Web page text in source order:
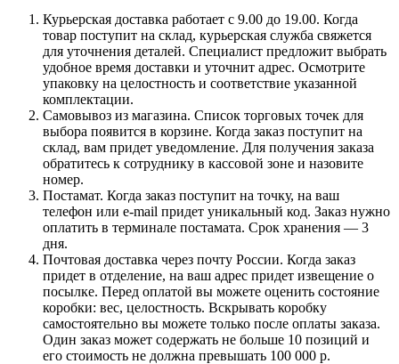
Курьерская доставка работает с 9.00 до 19.00. Когда
товар поступит на склад, курьерская служба свяжется
для уточнения деталей. Специалист предложит выбрать
удобное время доставки и уточнит адрес. Осмотрите
упаковку на целостность и соответствие указанной
комплектации.
Самовывоз из магазина. Список торговых точек для
выбора появится в корзине. Когда заказ поступит на
склад, вам придет уведомление. Для получения заказа
обратитесь к сотруднику в кассовой зоне и назовите
номер.
Постамат. Когда заказ поступит на точку, на ваш
телефон или e-mail придет уникальный код. Заказ нужно
оплатить в терминале постамата. Срок хранения — 3
дня.
Почтовая доставка через почту России. Когда заказ
придет в отделение, на ваш адрес придет извещение о
посылке. Перед оплатой вы можете оценить состояние
коробки: вес, целостность. Вскрывать коробку
самостоятельно вы можете только после оплаты заказа.
Один заказ может содержать не больше 10 позиций и
его стоимость не должна превышать 100 000 р.